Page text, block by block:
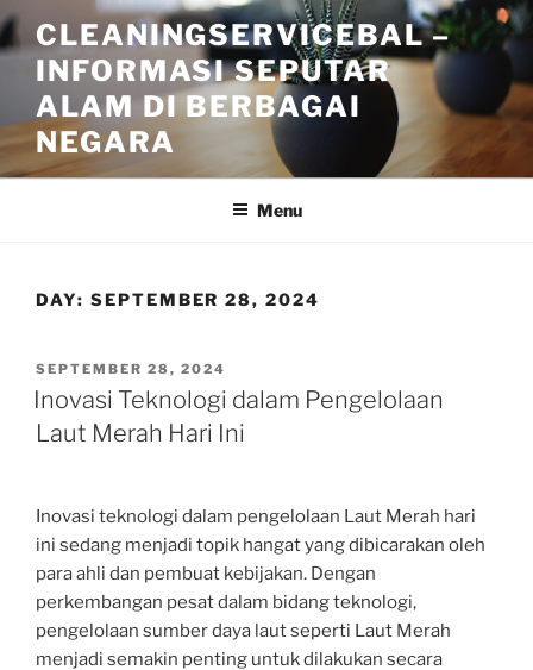
Skip
to
content
CLEANINGSERVICEBAL –
INFORMASI SEPUTAR
ALAM DI BERBAGAI
NEGARA
Menu
DAY: SEPTEMBER 28, 2024
POSTED
ON
SEPTEMBER 28, 2024
Inovasi Teknologi dalam Pengelolaan
Laut Merah Hari Ini
Inovasi teknologi dalam pengelolaan Laut Merah hari
ini sedang menjadi topik hangat yang dibicarakan oleh
para ahli dan pembuat kebijakan. Dengan
perkembangan pesat dalam bidang teknologi,
pengelolaan sumber daya laut seperti Laut Merah
menjadi semakin penting untuk dilakukan secara